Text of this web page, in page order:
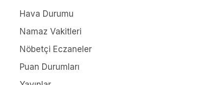
Hava Durumu
Namaz Vakitleri
Nöbetçi Eczaneler
Puan Durumları